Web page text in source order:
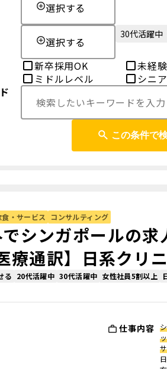
選択する
選択する
30代活躍中
新卒採用OK 未経
ミドルレベル
シニ
この条件で
・サービス コンサルティング
でシンガポールの
療通訳】日系クリ
る 20代活躍中 30代活躍中 女性社員5割以上
仕事内容